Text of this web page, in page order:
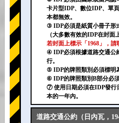
卡片型IDP、數位IDP、單
本都無效。
③ IDP必須是紙質小冊子形
（大多數有效的IDP在封面
若封面上標示「1968」，請
④ IDP必須根據道路交通公
行。
⑤ IDP的牌照類別必須標明
⑥ IDP的牌照類別B部分必須
⑦ 使用日期必須在IDP發行
本的一年內。
道路交通公約（日內瓦，